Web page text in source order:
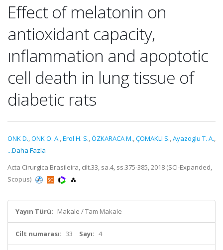
Effect of melatonin on
antioxidant capacity,
ınflammation and apoptotic
cell death in lung tissue of
diabetic rats
ONK D.,ONK O. A.,Erol H. S.,ÖZKARACA M.,ÇOMAKLI S.,Ayazoglu T. A.,
...Daha Fazla
Acta Cirurgica Brasileira, cilt.33, sa.4, ss.375-385, 2018 (SCI-Expanded,
Scopus)
Yayın Türü: Makale / Tam Makale
Cilt numarası: 33 Sayı: 4